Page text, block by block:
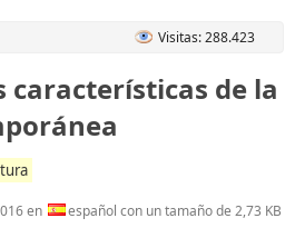
Visitas: 288.423
características de la
en español con un tamaño de 2,73 KB